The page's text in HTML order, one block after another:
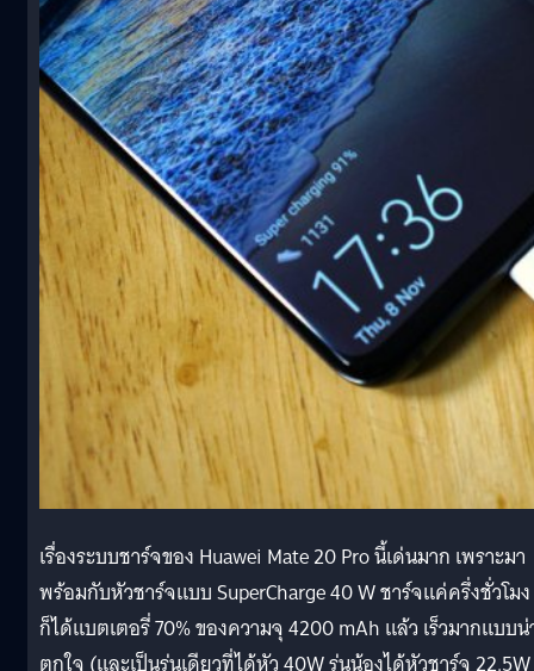
เรื่องระบบชาร์จของ Huawei Mate 20 Pro นี้เด่นมาก เพราะมา
พร้อมกับหัวชาร์จแบบ SuperCharge 40 W ชาร์จแค่ครึ่งชั่วโมง
ก็ได้แบตเตอรี่ 70% ของความจุ 4200 mAh แล้ว เร็วมากแบบน่